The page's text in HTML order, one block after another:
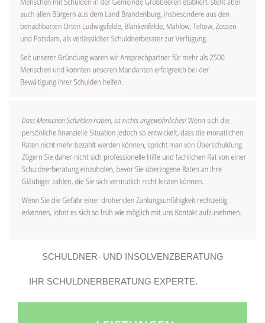
SCHULDNER- UND INSOLVENZBERATUNG
GROSSBEEREN E.V..
IHR SCHULDNERBERATUNG EXPERTE.